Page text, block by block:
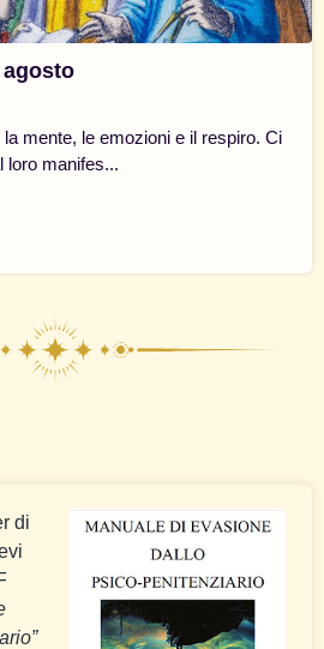
agosto
mente, le emozioni e il respiro. Ci
loro manifes...
di